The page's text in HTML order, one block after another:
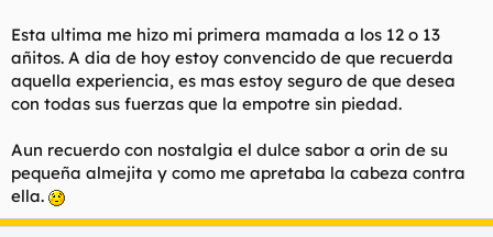
Esta ultima me hizo mi primera mamada a los 12 o 13
añitos. A dia de hoy estoy convencido de que recuerda
aquella experiencia, es mas estoy seguro de que desea
con todas sus fuerzas que la empotre sin piedad.
Aun recuerdo con nostalgia el dulce sabor a orin de su
pequeña almejita y como me apretaba la cabeza contra
ella.